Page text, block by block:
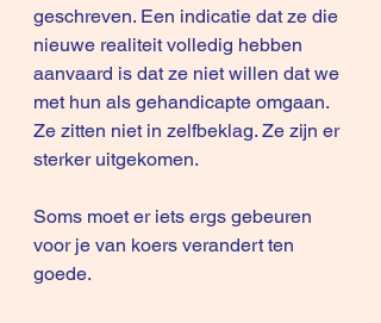
geschreven. Een indicatie dat ze die
nieuwe realiteit volledig hebben
aanvaard is dat ze niet willen dat we
met hun als gehandicapte omgaan.
Ze zitten niet in zelfbeklag. Ze zijn er
sterker uitgekomen.
Soms moet er iets ergs gebeuren
voor je van koers verandert ten
goede.